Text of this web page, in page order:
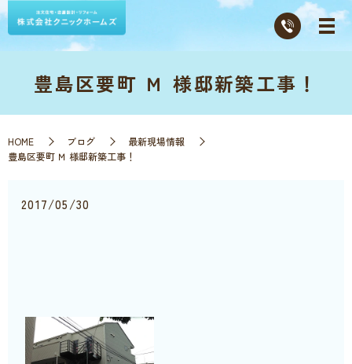
豊島区要町 Ｍ 様邸新築工事！
HOME ブログ
最新現場情報
豊島区要町 Ｍ 様邸新築工事！
2017/05/30